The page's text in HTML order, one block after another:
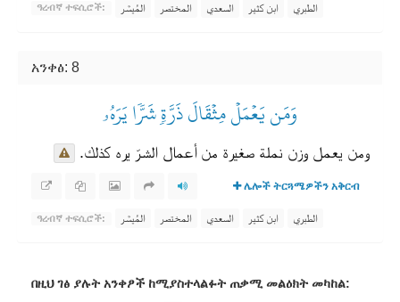
ዓረብኛ ተፍሲሮች: المُيسَّر المختصر السعدي ابن كثير الطبري
አንቀፅ: 8
وَمَن يَعۡمَلۡ مِثۡقَالَ ذَرَّةٖ شَرّٗا يَرَهُۥ
ومن يعمل وزن نملة صغيرة من أعمال الشرّ يره كذلك.
ሌሎች ትርጓሜዎችን አቅርብ
ዓረብኛ ተፍሲሮች: المُيسَّر المختصر السعدي ابن كثير الطبري
በዚህ ገፅ ያሉት አንቀፆች ከሚያስተላልፉት ጠቃሚ መልዕክት መካከል: